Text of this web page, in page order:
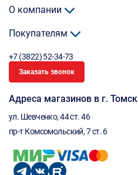
О компании
Покупателям
+7 (3822) 52-34-73
Заказать звонок
Адреса магазинов в г. Томск
ул. Шевченко, 44 ст. 46
пр-т Комсомольский, 7 ст. 6